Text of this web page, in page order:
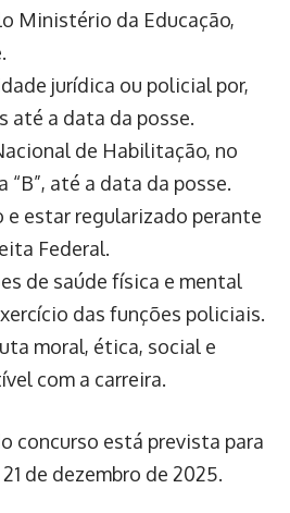
Ministério da Educação,
jurídica ou policial por,
até a data da posse.
de Habilitação, no
até a data da posse.
e estar regularizado perante
Federal.
de saúde física e mental
das funções policiais.
moral, ética, social e
com a carreira.
concurso está prevista para
de dezembro de 2025.